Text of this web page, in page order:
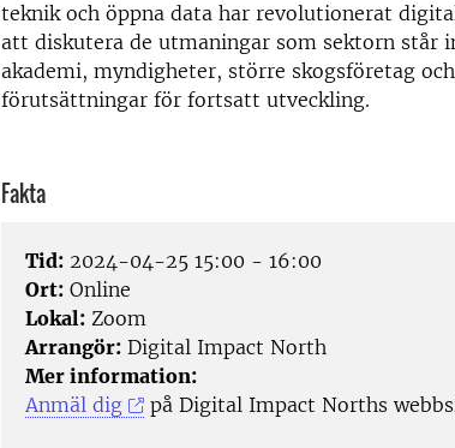
teknik och öppna data har revolutionerat
att diskutera de utmaningar som sektorn står
akademi, myndigheter, större skogsföretag
förutsättningar för fortsatt utveckling.
Fakta
Tid: 2024-04-25 15:00 - 16:00
Ort: Online
Lokal: Zoom
Arrangör: Digital Impact North
Mer information:
Anmäl dig
på Digital Impact Norths